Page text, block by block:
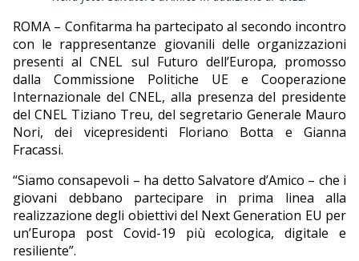
ROMA – Confitarma ha partecipato al secondo incontro
con le rappresentanze giovanili delle organizzazioni
presenti al CNEL sul Futuro dell’Europa, promosso
dalla Commissione Politiche UE e Cooperazione
Internazionale del CNEL, alla presenza del presidente
del CNEL Tiziano Treu, del segretario Generale Mauro
Nori, dei vicepresidenti Floriano Botta e Gianna
Fracassi.
“Siamo consapevoli – ha detto Salvatore d’Amico – che i
giovani debbano partecipare in prima linea alla
realizzazione degli obiettivi del Next Generation EU per
un’Europa post Covid-19 più ecologica, digitale e
resiliente”.